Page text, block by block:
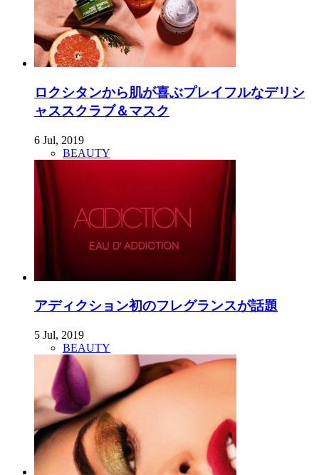
ロクシタンから肌が喜ぶプレイフルなデリシ
ャススクラブ＆マスク
6 Jul, 2019
BEAUTY
アディクション初のフレグランスが話題
5 Jul, 2019
BEAUTY